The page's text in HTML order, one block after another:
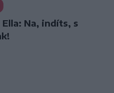
Ella: Na, indíts, s